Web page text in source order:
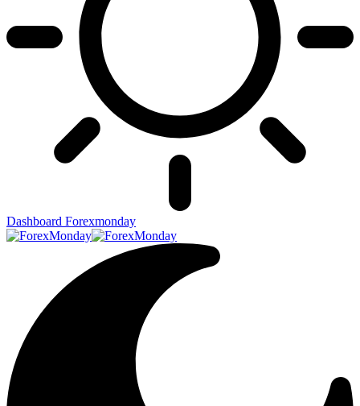
Dashboard Forexmonday